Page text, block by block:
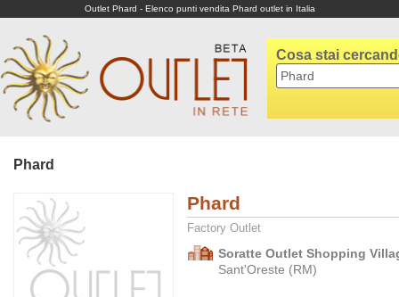
Outlet Phard - Elenco punti vendita Phard outlet in Italia
Cosa stai
Phard
Phard
Factory Outlet
Soratte Outlet Shopping
Sant'Oreste (RM)